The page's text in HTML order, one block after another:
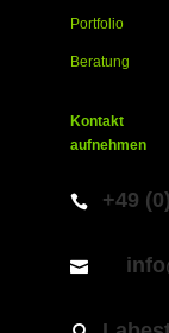
Portfolio
Beratung
Kontakt
aufnehmen
 +49
